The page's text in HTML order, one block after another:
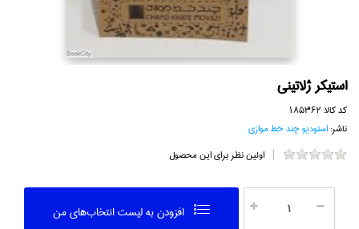
استيكر ژلاتيني
کد کالا:185362
ناشر:استوديو چند خط موازي
اولین نظر برای این محصول
افزودن به ليست انتخاب‌هاي من